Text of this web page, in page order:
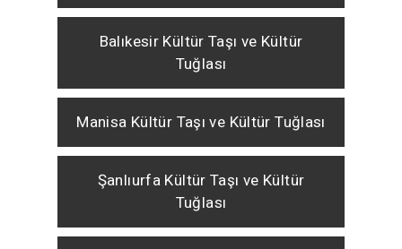
Balıkesir Kültür Taşı ve Kültür
Tuğlası
Manisa Kültür Taşı ve Kültür Tuğlası
Şanlıurfa Kültür Taşı ve Kültür
Tuğlası